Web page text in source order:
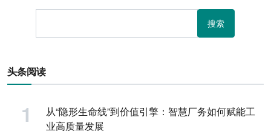
搜索
头条阅读
从“隐形生命线”到价值引擎：智慧厂务如何赋能工
业高质量发展